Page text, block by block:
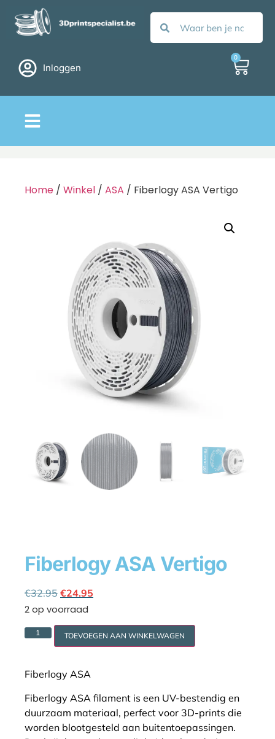
Inloggen
0
Home / Winkel / ASA / Fiberlogy ASA Vertigo
Fiberlogy ASA Vertigo
€32.95 €24.95
2 op voorraad
TOEVOEGEN AAN WINKELWAGEN
Fiberlogy ASA
Fiberlogy ASA filament is een UV-bestendig en
duurzaam materiaal, perfect voor 3D-prints die
worden blootgesteld aan buitentoepassingen.